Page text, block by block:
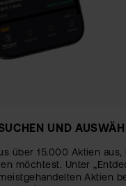
UND
über 15.000 Aktien aus,
möchtest. Unter
Aktien